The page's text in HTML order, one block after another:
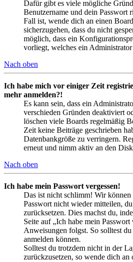
Dafür gibt es viele mögliche
Benutzername und dein Passwort
Fall ist, wende dich an einen
sicherzugehen, dass du nicht
möglich, dass ein
vorliegt, welches ein Administrator
Nach oben
Ich habe mich vor einiger Zeit
mehr anmelden?!
Es kann sein, dass ein
verschieden Gründen deaktiviert
löschen viele Boards regelmäßig
Zeit keine Beiträge geschrieben
Datenbankgröße zu verringern.
erneut und nimm aktiv an den
Nach oben
Ich habe mein Passwort vergessen!
Das ist nicht schlimm! Wir
Passwort nicht wieder mitteilen,
zurücksetzen. Dies machst du,
Seite auf „Ich habe mein
Anweisungen folgst. So solltest
anmelden können.
Solltest du trotzdem nicht in der
zurückzusetzen, so wende dich